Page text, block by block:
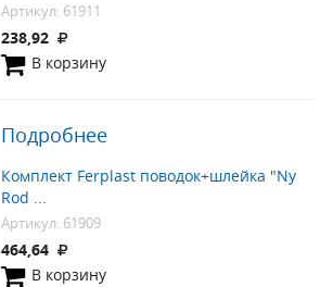
Артикул: 61911
238,92
В корзину
Подробнее
Комплект Ferplast поводок+шлейка "Ny
Rod ...
Артикул: 61909
464,64
В корзину